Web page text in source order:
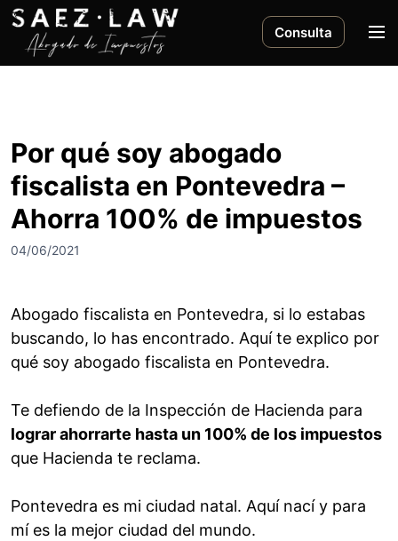
Consulta
M
Por qué soy abogado
fiscalista en Pontevedra –
Ahorra 100% de impuestos
04/06/2021
Abogado fiscalista en Pontevedra, si lo estabas
buscando, lo has encontrado. Aquí te explico por
qué soy abogado fiscalista en Pontevedra.
Te defiendo de la Inspección de Hacienda para
lograr ahorrarte hasta un 100% de los impuestos
que Hacienda te reclama.
Pontevedra es mi ciudad natal. Aquí nací y para
mí es la mejor ciudad del mundo.